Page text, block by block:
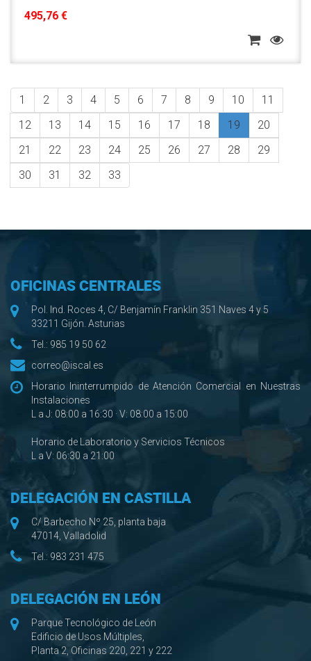
495,76 €
1 2 3 4 5 6 7 8 9 10
11
12
13 14 15 16 17 18 19
20
21
22 23 24 25 26 27 28
29
30
31 32 33
OFICINAS CENTRALES
Pol. Ind. Roces 4, C/ Benjamín Franklin 351 Naves 4 y 5
33211 Gijón. Asturias
Tel.: 985 19 50 62
correo@iscal.es
Horario Ininterrumpido de Atención Comercial en Nuestras
Instalaciones
L a J: 08:00 a 16:30 · V: 08:00 a 15:00
Horario de Laboratorio y Servicios Técnicos
L a V: 06:30 a 21:00
DELEGACIÓN EN CASTILLA
C/ Barbecho Nº 25, planta baja
47014, Valladolid
Tel.: 983 231 475
DELEGACIÓN EN LEÓN
Parque Tecnológico de León
Edificio de Usos Múltiples,
Planta 2, Oficinas 220, 221 y 222